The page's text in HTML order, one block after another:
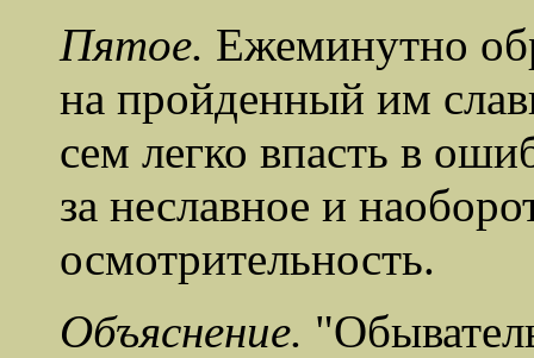
Пятое. Ежеминутно
на пройденный им
сем легко впасть в
за неславное и
осмотрительность.
Объяснение.